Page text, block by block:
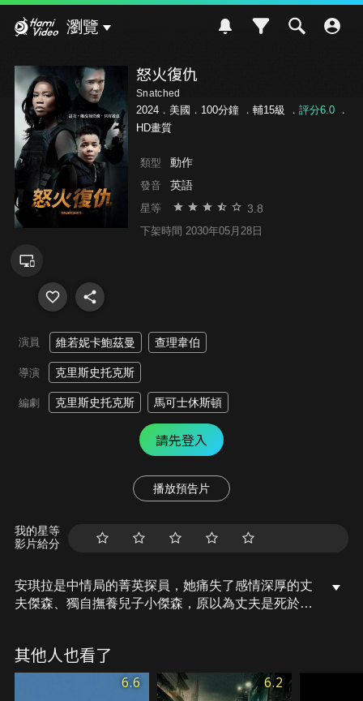
瀏覽
怒火復仇
Snatched
2024．美國．100分鐘 ． 輔15級 ． 評分6.0．
HD畫質
類型 動作
發音 英語
星等 3.8
下架時間 2030年05月28日
演員 維若妮卡鮑茲曼 查理韋伯
導演 克里斯史托克斯
編劇 克里斯史托克斯 馬可士休斯頓
請先登入
播放預告片
我的星等
影片給分
安琪拉是中情局的菁英探員，她痛失了感情深厚的丈
夫傑森、獨自撫養兒子小傑森，原以為丈夫是死於心
利地退休並答應搭檔拜倫的求婚，準備展開新生活，
然而，一場停車場爆炸再度將她推入地獄──拜倫被
炸死，兇手是本應在監獄中的迪米崔，他提前出獄的
其他人也看了
6.6 6.2